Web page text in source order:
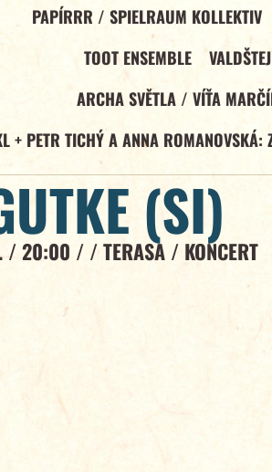
PAPÍRRR / SPIELRAUM KOLLEKTIV
TOOT ENSEMBLE
ARCHA SVĚTLA / VÍŤA
+ PETR TICHÝ A ANNA ROMANOVSKÁ:
(SI)
/ 20:00 / /TERASA / KONCERT